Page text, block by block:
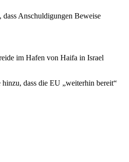
Anschuldigungen Beweise
im Hafen von Haifa in Israel
dass die EU „weiterhin bereit“